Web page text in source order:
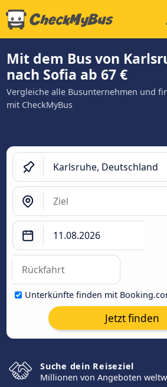
Mit dem Bus von
nach Sofia ab 67 €
Vergleiche alle Busunternehmen und
mit CheckMyBus
Unterkünfte finden mit
Jetzt finden
Suche dein Reiseziel
Millionen von Angeboten